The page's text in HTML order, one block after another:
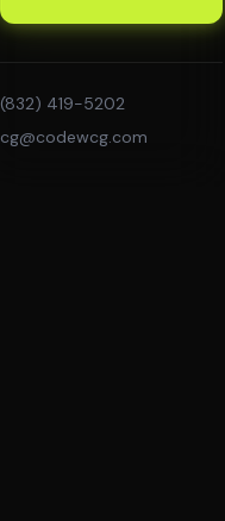
(832) 419-5202
cg@codewcg.com